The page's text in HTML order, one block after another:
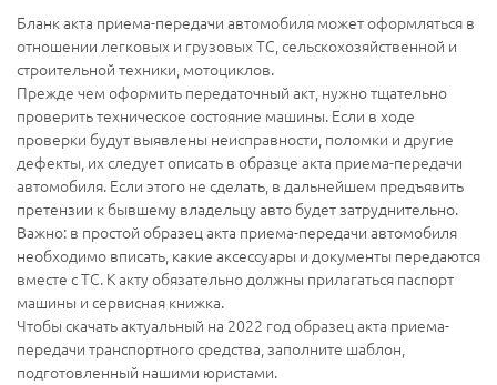
Бланк акта приема-передачи автомобиля может оформляться в
отношении легковых и грузовых ТС, сельскохозяйственной и
строительной техники, мотоциклов.
Прежде чем оформить передаточный акт, нужно тщательно
проверить техническое состояние машины. Если в ходе
проверки будут выявлены неисправности, поломки и другие
дефекты, их следует описать в образце акта приема-передачи
автомобиля. Если этого не сделать, в дальнейшем предъявить
претензии к бывшему владельцу авто будет затруднительно.
Важно: в простой образец акта приема-передачи автомобиля
необходимо вписать, какие аксессуары и документы передаются
вместе с ТС. К акту обязательно должны прилагаться паспорт
машины и сервисная книжка.
Чтобы скачать актуальный на 2022 год образец акта приема-
передачи транспортного средства, заполните шаблон,
подготовленный нашими юристами.